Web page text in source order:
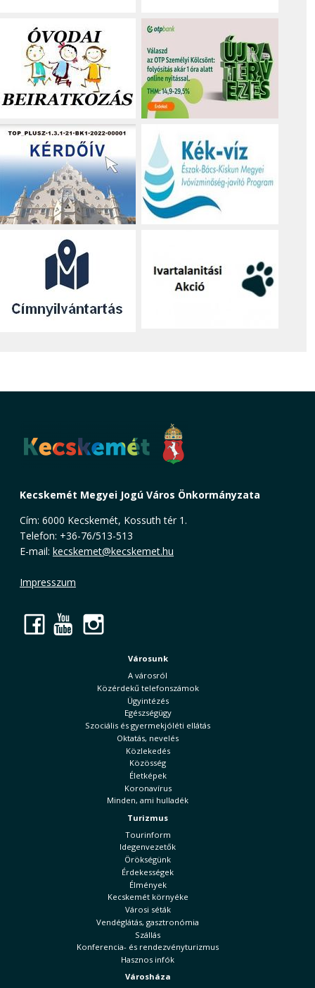
Kecskemét Megyei Jogú Város Önkormányzata
Cím: 6000 Kecskemét, Kossuth tér 1.
Telefon: +36-76/513-513
E-mail: kecskemet@kecskemet.hu
Impresszum
Facebook
YouTube
Városunk
A városról
Közérdekű telefonszámok
Ügyintézés
Egészségügy
Szociális és gyermekjóléti ellátás
Oktatás, nevelés
Közlekedés
Közösség
Életképek
Koronavírus
Minden, ami hulladék
Turizmus
Tourinform
Idegenvezetők
Örökségünk
Érdekességek
Élmények
Kecskemét környéke
Városi séták
Vendéglátás, gasztronómia
Szállás
Konferencia- és rendezvényturizmus
Hasznos infók
Városháza